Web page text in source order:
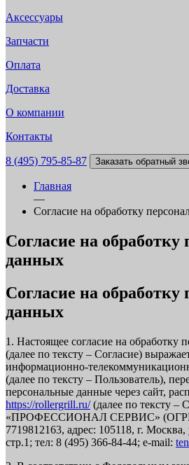
Аксессуары
Запчасти
Оплата
Доставка
О компании
Контакты
8 (495) 795-85-87 Заказать обратный
Главная
—
Согласие на обработку
Согласие на
данных
Согласие на
данных
1. Настоящее согласие на обработку
(далее по тексту – Согласие)
информационно-
(далее по тексту – Пользователь),
персональные данные через сайт,
https://rollergrill.ru/(далее по тексту –
«ПРОФЕССИОНАЛ СЕРВИС» (ОГРН:
7719812163, адрес: 105118, г.
стр.1; тел: 8 (495) 366-84-44; e-mail: